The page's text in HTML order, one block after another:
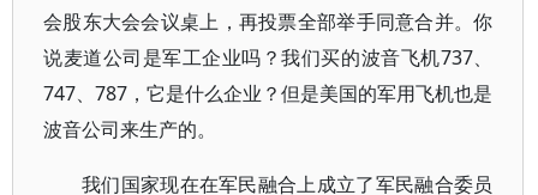
会股东大会会议桌上，再投票全部举手同意合并。你
说麦道公司是军工企业吗？我们买的波音飞机737、
747、787，它是什么企业？但是美国的军用飞机也是
波音公司来生产的。
我们国家现在在军民融合上成立了军民融合委员